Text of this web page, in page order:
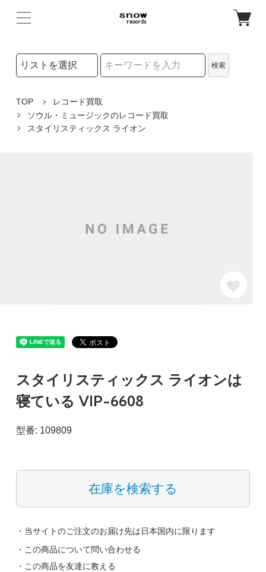
検索リストの選択
検索
TOP
レコード買取
ソウル・ミュージックのレコード買取
スタイリスティックス ライオン
スタイリスティックス ライオンは
寝ている VIP-6608
型番: 109809
在庫を検索する
・当サイトのご注文のお届け先は日本国内に限ります
・この商品について問い合わせる
・この商品を友達に教える